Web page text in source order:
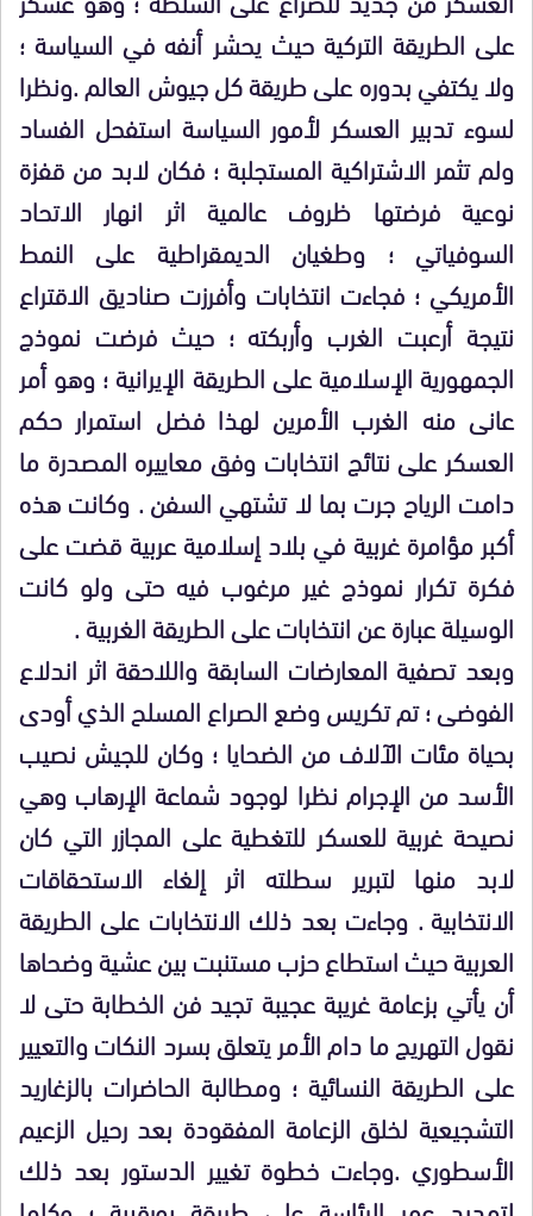
على الطريقة التركية حيث يحشر أنفه في السياسة ؛
ولا يكتفي بدوره على طريقة كل جيوش العالم .ونظرا
لسوء تدبير العسكر لأمور السياسة استفحل الفساد
ولم تثمر الاشتراكية المستجلبة ؛ فكان لابد من قفزة
نوعية فرضتها ظروف عالمية اثر انهار الاتحاد
السوفياتي ؛ وطغيان الديمقراطية على النمط
الأمريكي ؛ فجاءت انتخابات وأفرزت صناديق الاقتراع
نتيجة أرعبت الغرب وأربكته ؛ حيث فرضت نموذج
الجمهورية الإسلامية على الطريقة الإيرانية ؛ وهو أمر
عانى منه الغرب الأمرين لهذا فضل استمرار حكم
العسكر على نتائج انتخابات وفق معاييره المصدرة ما
دامت الرياح جرت بما لا تشتهي السفن . وكانت هذه
أكبر مؤامرة غربية في بلاد إسلامية عربية قضت على
فكرة تكرار نموذج غير مرغوب فيه حتى ولو كانت
الوسيلة عبارة عن انتخابات على الطريقة الغربية .
وبعد تصفية المعارضات السابقة واللاحقة اثر اندلاع
الفوضى ؛ تم تكريس وضع الصراع المسلح الذي أودى
بحياة مئات الآلاف من الضحايا ؛ وكان للجيش نصيب
الأسد من الإجرام نظرا لوجود شماعة الإرهاب وهي
نصيحة غربية للعسكر للتغطية على المجازر التي كان
لابد منها لتبرير سطلته اثر إلغاء الاستحقاقات
الانتخابية . وجاءت بعد ذلك الانتخابات على الطريقة
العربية حيث استطاع حزب مستنبت بين عشية وضحاها
أن يأتي بزعامة غريبة عجيبة تجيد فن الخطابة حتى لا
نقول التهريج ما دام الأمر يتعلق بسرد النكات والتعيير
على الطريقة النسائية ؛ ومطالبة الحاضرات بالزغاريد
التشجيعية لخلق الزعامة المفقودة بعد رحيل الزعيم
الأسطوري .وجاءت خطوة تغيير الدستور بعد ذلك